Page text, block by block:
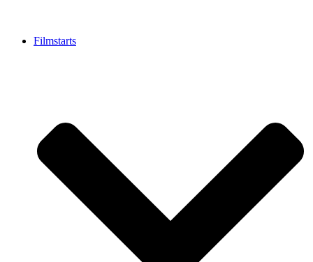
Filmstarts